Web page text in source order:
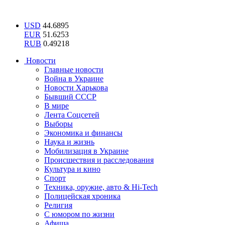
USD 44.6895
EUR 51.6253
RUB 0.49218
Новости
Главные новости
Война в Украине
Новости Харькова
Бывший СССР
В мире
Лента Соцсетей
Выборы
Экономика и финансы
Наука и жизнь
Мобилизация в Украине
Происшествия и расследования
Культура и кино
Спорт
Техника, оружие, авто & Hi-Tech
Полицейская хроника
Религия
С юмором по жизни
Афиша